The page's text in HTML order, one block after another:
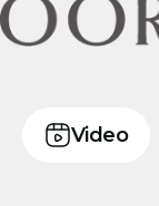
Video